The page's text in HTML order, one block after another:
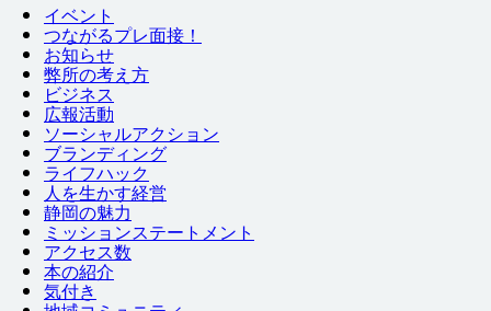
イベント
つながるプレ面接 ！
お知らせ
弊所の考え 方
ビジネス
広報活動
ソーシャルアクション
ブランディング
ライフハック
人を生かす経営
静岡の魅力
ミッションステートメント
アクセス数
本の紹介
気付き